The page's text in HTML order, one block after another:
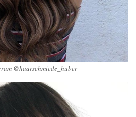
@haarschmiede_huber